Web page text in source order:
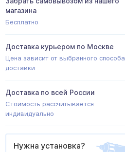
магазина
Бесплатно
Доставка курьером по Москве
Цена зависит от выбранного способа
доставки
Доставка по всей России
Стоимость рассчитывается
индивидуально
Нужна установка?